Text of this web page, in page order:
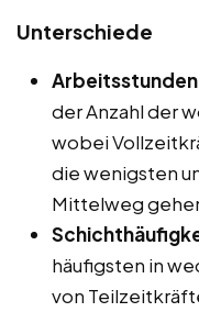
Unterschiede
Arbeitsstunden
der Anzahl der
wobei
die wenigsten
Mittelweg
häufigsten in
von